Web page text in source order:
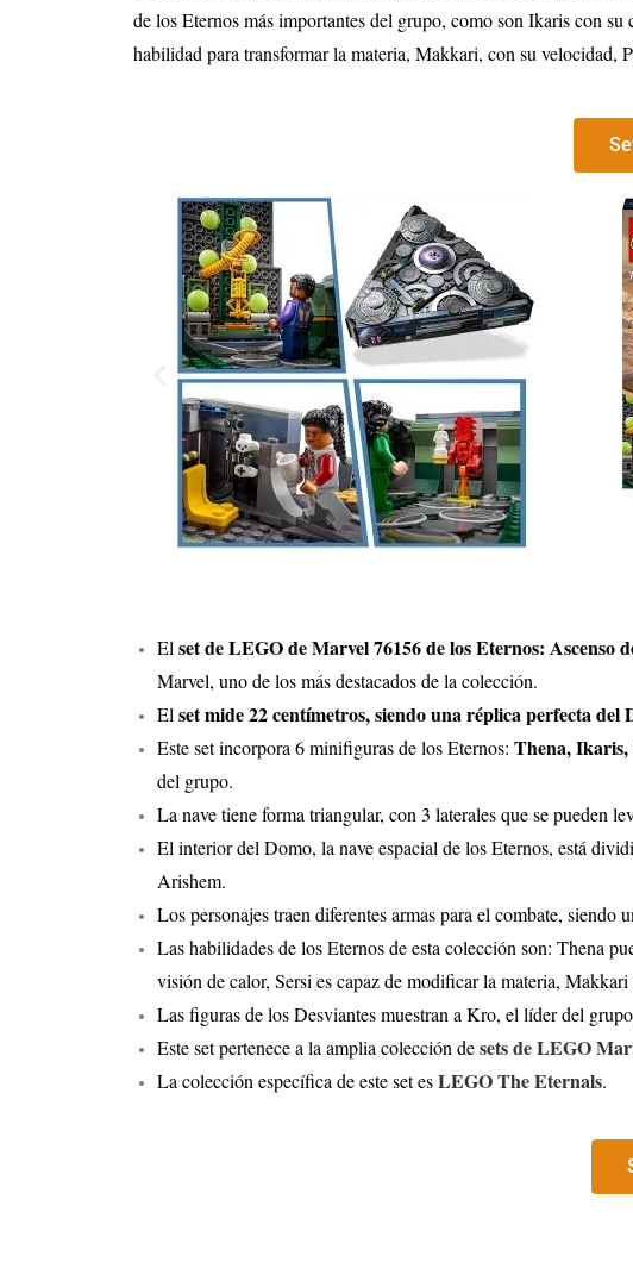
de los Eternos más importantes del grupo, como son Ikaris con
habilidad para transformar la materia, Makkari, con su velocidad,
El set de LEGO de Marvel 76156 de los Eternos: Ascenso
Marvel, uno de los más destacados de la colección.
El set mide 22 centímetros, siendo una réplica perfecta del
Este set incorpora 6 minifiguras de los Eternos: Thena,
del grupo.
La nave tiene forma triangular, con 3 laterales que se pueden
El interior del Domo, la nave espacial de los Eternos, está
Arishem.
Los personajes traen diferentes armas para el combate, siendo
Las habilidades de los Eternos de esta colección son: Thena
visión de calor, Sersi es capaz de modificar la materia,
Las figuras de los Desviantes muestran a Kro, el líder del
Este set pertenece a la amplia colección desets de LEGO
La colección específica de este set esLEGO The Eternals.